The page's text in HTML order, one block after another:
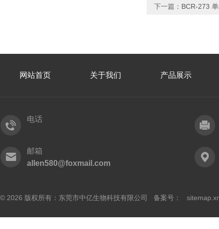
下一篇： BCR-273
网站首页 关于我们 产品展示
电话
邮箱
allen580@foxmail.com
© 2026 版权所有：东莞市中亿生物科技有限公司 备案号：